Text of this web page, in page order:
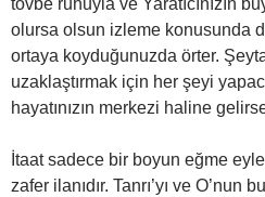
tövbe ruhuyla ve Yaratıcınızın
olursa olsun izleme konusunda
ortaya koyduğunuzda örter.
uzaklaştırmak için her şeyi
hayatınızın merkezi haline
İtaat sadece bir boyun eğme
zafer ilanıdır. Tanrı’yı ve O’nun